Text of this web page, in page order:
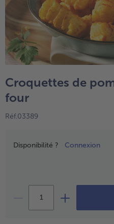
High
TousHigh Protein
Veggie
TousVeggie & Vegan
- € 5 à l’achat
Croquettes de
four
Réf.03389
Prix
Disponibilité ? Connexion